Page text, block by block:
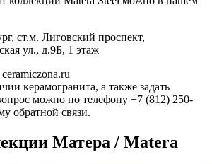
ст.м. Лиговский проспект,
ул., д.9Б, 1 этаж
керамогранита, а также задать
можно по телефону +7 (812) 250-
обратной связи.
Матера / Matera